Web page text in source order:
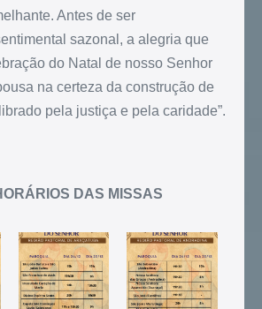
Antes de ser
sazonal, a alegria que
do Natal de nosso Senhor
na certeza da construção de
pela justiça e pela caridade”.
DAS MISSAS